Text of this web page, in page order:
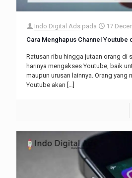
Indo Digital Ads pada
17
Cara Menghapus Channel Youtube
Ratusan ribu hingga jutaan orang di
harinya mengakses Youtube, baik
maupun urusan lainnya. Orang yang
Youtube akan […]